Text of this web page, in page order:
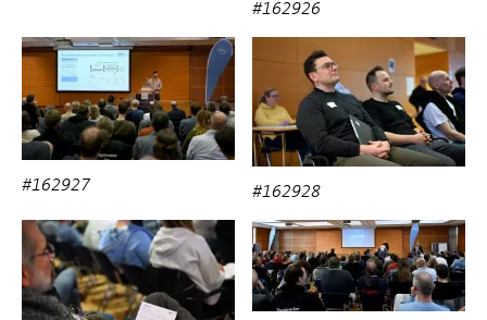
#162926
#162927 #162928